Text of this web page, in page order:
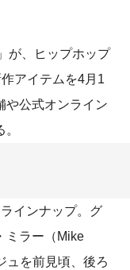
が、ヒップホップ
アイテムを4月1
や公式オンライン
インナップ。グ
ミラー（Mike
ュを前見頃、後ろ